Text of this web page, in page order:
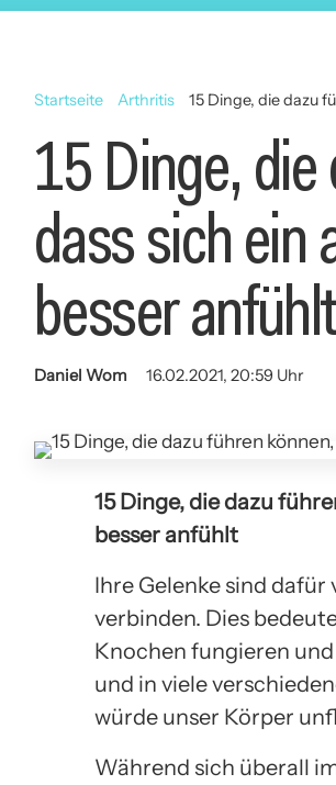
Startseite Arthritis 15 Dinge, die dazu
15 Dinge,
dass sich
besser anfühlt
Daniel Wom 16.02.2021, 20:59 Uhr
15 Dinge, die dazu
besser anfühlt
Ihre Gelenke sind
verbinden. Dies
Knochen fungieren
und in viele
würde unser Körper
Während sich überall